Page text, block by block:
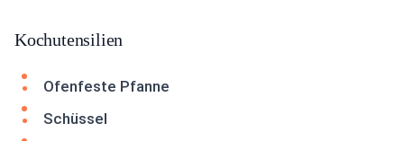
Kochutensilien
Ofenfeste Pfanne
Schüssel